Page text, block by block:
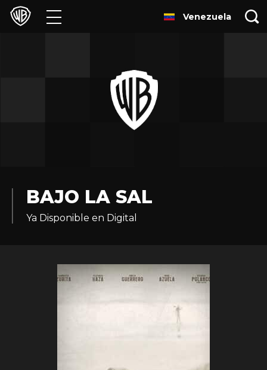
Películas
Juegos y Aplicaciones
Experiencias
Venezuela
BAJO LA SAL
Ya Disponible en Digital